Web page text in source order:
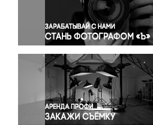
Правосудие
Происшествия и конфликты
Религия
Светская жизнь
Спорт
Экология
Экономика и бизнес